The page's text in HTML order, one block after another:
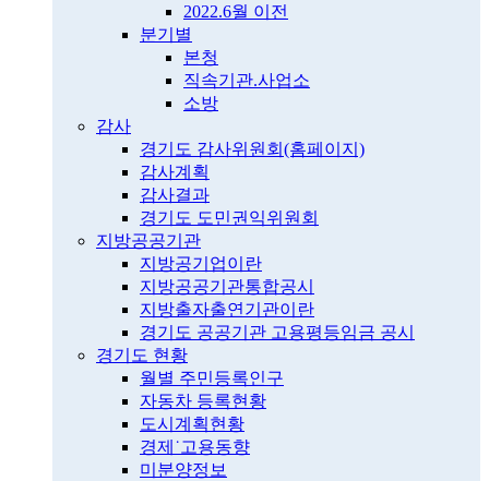
2022.6월 이전
분기별
본청
직속기관.사업소
소방
감사
경기도 감사위원회(홈페이지)
감사계획
감사결과
경기도 도민권익위원회
지방공공기관
지방공기업이란
지방공공기관통합공시
지방출자출연기관이란
경기도 공공기관 고용평등임금 공시
경기도 현황
월별 주민등록인구
자동차 등록현황
도시계획현황
경제˙고용동향
미분양정보